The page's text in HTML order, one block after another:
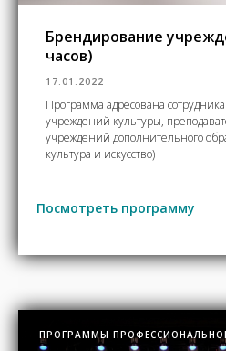
Брендирование
часов)
17.01.2022
Программа адресована
учреждений культуры,
учреждений дополнительного
культура и искусство)
Посмотреть программу
ПРОГРАММЫ